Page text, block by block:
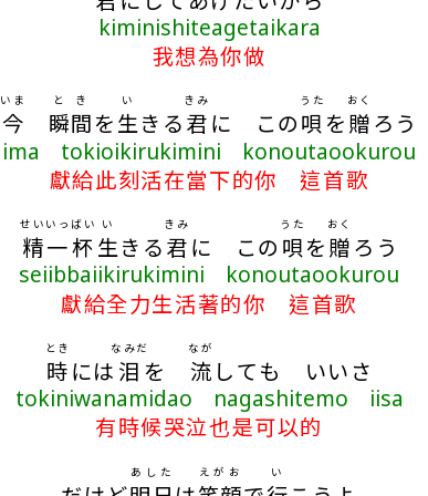
kiminishiteagetaikara
我想為你做
今
いま
瞬間
とき
を生
い
きる君
きみ
に この唄
うた
を贈
おく
ろう
ima tokioikirukimini konoutaookurou
獻給此刻活在當下的你 這首歌
精
せい
一杯
いっばい
生
い
きる君
きみ
に この 唄
うた
を贈
おく
ろう
seiibbaiikirukimini konoutaookurou
獻給全力生活著的你 這首歌
時
とき
には 泪
なみだ
を 流
なが
しても いいさ
tokiniwanamidao nagashitemo iisa
有時候哭泣也是可以的
あした えがお い